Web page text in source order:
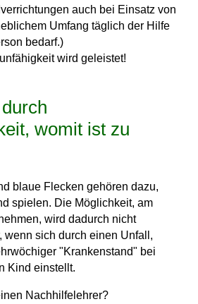
auch bei Einsatz von
Umfang täglich der Hilfe
bedarf.)
wird geleistet!
womit ist zu
blaue Flecken gehören dazu,
spielen. Die Möglichkeit, am
wird dadurch nicht
wenn sich durch einen Unfall,
"Krankenstand" bei
Kind einstellt.
Nachhilfelehrer?